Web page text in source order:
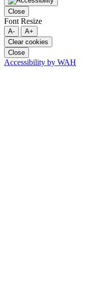
Close
Font Resize
A-
A+
Clear cookies
Close
Accessibility by WAH